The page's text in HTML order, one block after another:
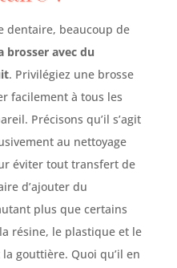
dentaire, beaucoup de
brosser avec du
. Privilégiez une brosse
facilement à tous les
Précisons qu’il s’agit
au nettoyage
éviter tout transfert de
d’ajouter du
plus que certains
résine, le plastique et le
gouttière. Quoi qu’il en